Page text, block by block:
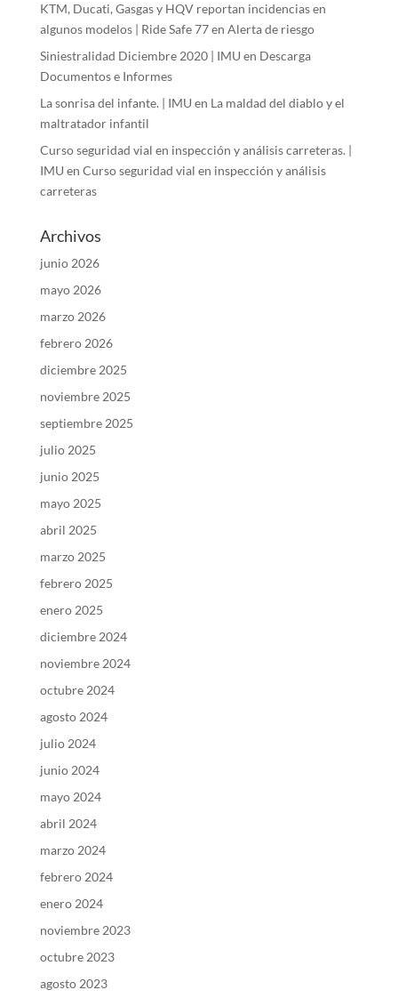
KTM, Ducati, Gasgas y HQV reportan incidencias en
algunos modelos | Ride Safe 77en Alerta de riesgo
Siniestralidad Diciembre 2020 | IMU en Descarga
Documentos e Informes
La sonrisa del infante. | IMU en La maldad del diablo y el
maltratador infantil
Curso seguridad vial en inspección y análisis carreteras. |
IMU en Curso seguridad vial en inspección y análisis
carreteras
Archivos
junio 2026
mayo 2026
marzo 2026
febrero 2026
diciembre 2025
noviembre 2025
septiembre 2025
julio 2025
junio 2025
mayo 2025
abril 2025
marzo 2025
febrero 2025
enero 2025
diciembre 2024
noviembre 2024
octubre 2024
agosto 2024
julio 2024
junio 2024
mayo 2024
abril 2024
marzo 2024
febrero 2024
enero 2024
noviembre 2023
octubre 2023
agosto 2023